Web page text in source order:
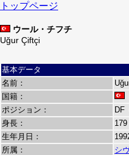
トップページ
ウール・チフチ
Uğur Çiftçi
基本データ
名前：
国籍：
ポジション：
DF
身長：
生年月日：
所属：
シ